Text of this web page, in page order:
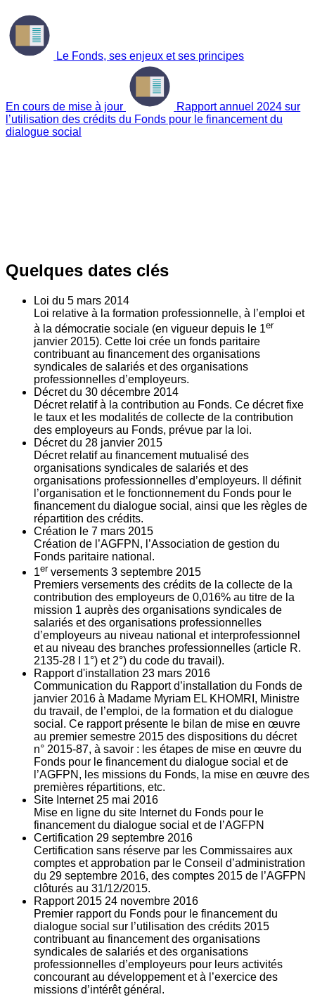
Le Fonds, ses enjeux et ses principes
En cours de mise à jour
Rapport annuel 2024 sur
l’utilisation des crédits du Fonds pour le financement du
dialogue social
Quelques dates clés
Loi du 5 mars 2014
Loi relative à la formation professionnelle, à l’emploi et
à la démocratie sociale (en vigueur depuis le 1er
janvier 2015). Cette loi crée un fonds paritaire
contribuant au financement des organisations
syndicales de salariés et des organisations
professionnelles d’employeurs.
Décret du 30 décembre 2014
Décret relatif à la contribution au Fonds. Ce décret fixe
le taux et les modalités de collecte de la contribution
des employeurs au Fonds, prévue par la loi.
Décret du 28 janvier 2015
Décret relatif au financement mutualisé des
organisations syndicales de salariés et des
organisations professionnelles d’employeurs. Il définit
l’organisation et le fonctionnement du Fonds pour le
financement du dialogue social, ainsi que les règles de
répartition des crédits.
Création le 7 mars 2015
Création de l’AGFPN, l’Association de gestion du
Fonds paritaire national.
1er versements 3 septembre 2015
Premiers versements des crédits de la collecte de la
contribution des employeurs de 0,016% au titre de la
mission 1 auprès des organisations syndicales de
salariés et des organisations professionnelles
d’employeurs au niveau national et interprofessionnel
et au niveau des branches professionnelles (article R.
2135‐28 I 1°) et 2°) du code du travail).
Rapport d'installation 23 mars 2016
Communication du Rapport d’installation du Fonds de
janvier 2016 à Madame Myriam EL KHOMRI, Ministre
du travail, de l’emploi, de la formation et du dialogue
social. Ce rapport présente le bilan de mise en œuvre
au premier semestre 2015 des dispositions du décret
n° 2015-87, à savoir : les étapes de mise en œuvre du
Fonds pour le financement du dialogue social et de
l’AGFPN, les missions du Fonds, la mise en œuvre des
premières répartitions, etc.
Site Internet 25 mai 2016
Mise en ligne du site Internet du Fonds pour le
financement du dialogue social et de l’AGFPN
Certification 29 septembre 2016
Certification sans réserve par les Commissaires aux
comptes et approbation par le Conseil d’administration
du 29 septembre 2016, des comptes 2015 de l’AGFPN
clôturés au 31/12/2015.
Rapport 2015 24 novembre 2016
Premier rapport du Fonds pour le financement du
dialogue social sur l’utilisation des crédits 2015
contribuant au financement des organisations
syndicales de salariés et des organisations
professionnelles d’employeurs pour leurs activités
concourant au développement et à l’exercice des
missions d’intérêt général.